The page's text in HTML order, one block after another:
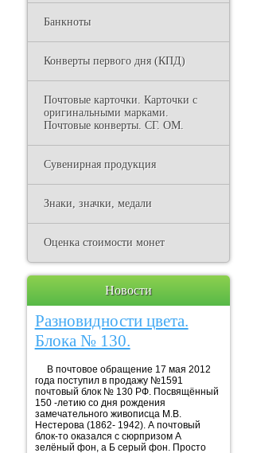
Банкноты
Конверты первого дня (КПД)
Почтовые карточки. Карточки с
оригинальными марками.
Почтовые конверты. СГ. ОМ.
Сувенирная продукция
Знаки, значки, медали
Оценка стоимости монет
Новости
Разновидности цвета.
Блока № 130.
В почтовое обращение 17 мая 2012
года поступил в продажу №1591
почтовый блок № 130 РФ. Посвящённый
150 -летию со дня рождения
замечательного живописца М.В.
Нестерова (1862- 1942). А почтовый
блок-то оказался с сюрпризом А
зелёный фон, а Б серый фон. Просто